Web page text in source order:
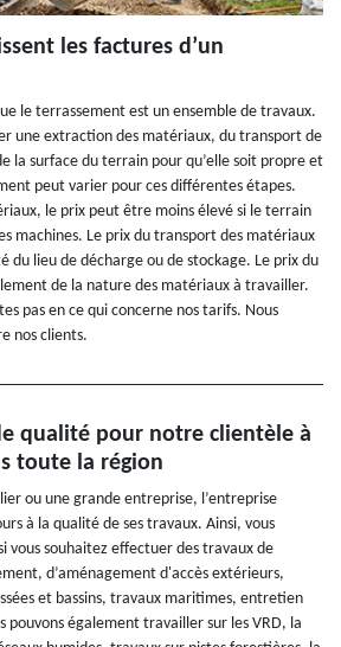
les factures d’un
le terrassement est un ensemble de travaux.
une extraction des matériaux, du transport de
la surface du terrain pour qu’elle soit propre et
peut varier pour ces différentes étapes.
le prix peut être moins élevé si le terrain
machines. Le prix du transport des matériaux
du lieu de décharge ou de stockage. Le prix du
de la nature des matériaux à travailler.
pas en ce qui concerne nos tarifs. Nous
nos clients.
qualité pour notre clientèle à
toute la région
ou une grande entreprise, l’entreprise
à la qualité de ses travaux. Ainsi, vous
vous souhaitez effectuer des travaux de
d’aménagement d'accès extérieurs,
et bassins, travaux maritimes, entretien
pouvons également travailler sur les VRD, la